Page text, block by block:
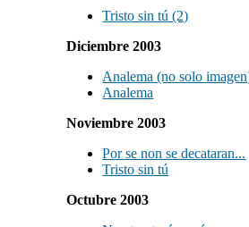
Tristo sin tú (2)
Diciembre 2003
Analema (no solo
Analema
Noviembre 2003
Por se non se decataran...
Tristo sin tú
Octubre 2003